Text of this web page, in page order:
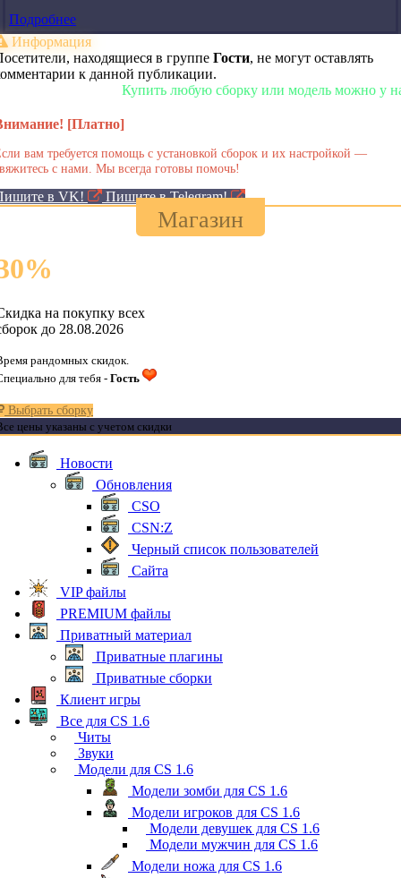
Подробнее
Информация
находящиеся в группе Гости, не могут оставлять
к данной публикации.
Купить любую сборку или модель можно у нас в
[Платно]
вам требуется помощь с установкой сборок и их настройкой —
с нами. Мы всегда готовы помочь!
в VK! Пишите в Telegram!
Магазин
%
на покупку всех
до 28.08.2026
рандомных скидок.
для тебя - Гость
Выбрать сборку
цены указаны с учетом скидки
Новости
Обновления
CSO
CSN:Z
Черный список пользователей
Сайта
VIP файлы
PREMIUM файлы
Приватный материал
Приватные плагины
Приватные сборки
Клиент игры
Все для CS 1.6
Читы
Звуки
Модели для CS 1.6
Модели зомби для CS 1.6
Модели игроков для CS 1.6
Модели девушек для CS 1.6
Модели мужчин для CS 1.6
Модели ножа для CS 1.6